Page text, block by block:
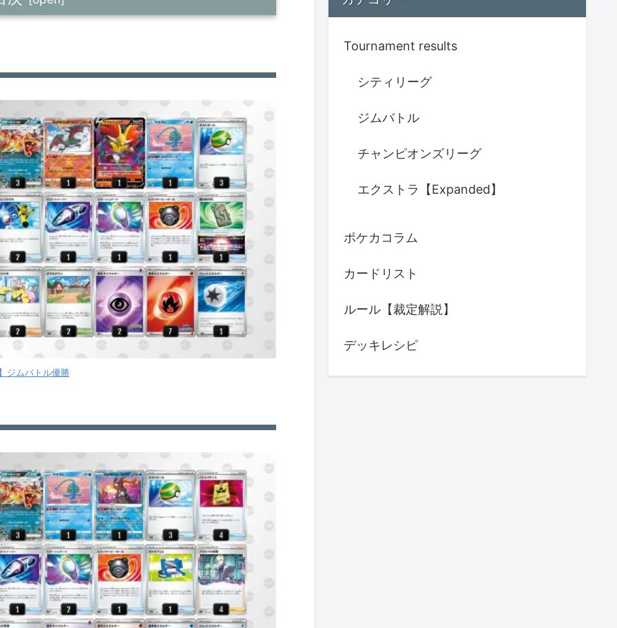
ジムバトル優勝
Tournament results
シティリーグ
ジムバトル
チャンピオンズリーグ
エクストラ【Expanded】
ポケカコラム
カードリスト
ルール【裁定解説】
デッキレシピ